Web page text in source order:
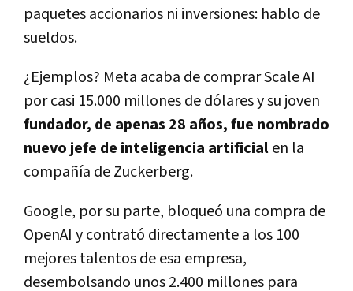
paquetes accionarios ni inversiones: hablo de
sueldos.
¿Ejemplos? Meta acaba de comprar Scale AI
por casi 15.000 millones de dólares y su joven
fundador, de apenas 28 años, fue nombrado
nuevo jefe de inteligencia artificialen la
compañía de Zuckerberg.
Google, por su parte, bloqueó una compra de
OpenAI y contrató directamente a los 100
mejores talentos de esa empresa,
desembolsando unos 2.400 millones para